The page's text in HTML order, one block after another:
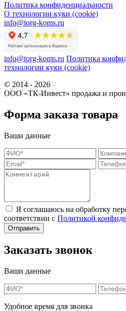
Политика конфиденциальности
О технологии куки (cookie)
info@torg-koms.ru
info@torg-koms.ru Политика
технологии куки (cookie)
© 2014 - 2026
ООО «ТК-Инвест» продажа и
Форма заказа товара
Ваши данные
Я соглашаюсь на обработку
соответствии с Политикой
Заказать звонок
Ваши данные
Удобное время для звонка